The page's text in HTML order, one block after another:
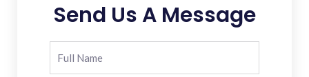
Send Us A Message